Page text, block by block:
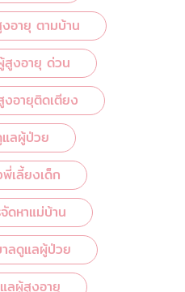
อายุ ตามบ้าน
สูงอายุ ด่วน
อายุติดเตียง
แลผู้ป่วย
เลี้ยงเด็ก
ดหาแม่บ้าน
ลดูแลผู้ป่วย
ลผู้สูงอายุ